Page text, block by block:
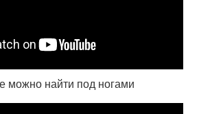
можно найти под ногами